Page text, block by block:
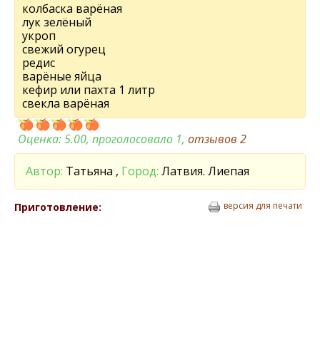
колбаска варёная
лук зелёный
укроп
свежий огурец
редис
варёные яйца
кефир или пахта 1 литр
свекла варёная
Оценка:5.00, проголосовало 1, отзывов 2
Автор: Татьяна , Город: Латвия. Лиепая
Приготовление: версия для печати